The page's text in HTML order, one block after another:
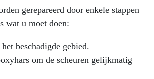
gerepareerd door enkele stappen
wat u moet doen:
beschadigde gebied.
om de scheuren gelijkmatig